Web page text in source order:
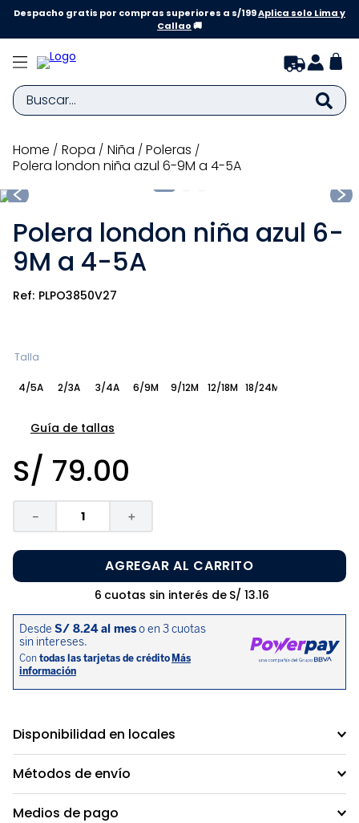
Despacho gratis por compras superiores a s/199Aplica solo Lima y
Callao🚚
Buscar...
ropa niña
poleras
Polera london niña azul 6-9M a 4-5A
Polera london niña azul 6-
9M a 4-5A
PLPO3850V27
Talla
4/5A 2/3A 3/4A 6/9M 9/12M 12/18M 18/24M
Guía de tallas
S/ 79.00
＋
－
AGREGAR AL CARRITO
6 cuotas sin interés de S/ 13.16
Disponibilidad en locales
Métodos de envío
Medios de pago
TÉRMINOS MÁS BUSCADOS
1.
zapatillas niña
2.
3.
medias
4.
sandalias
sandalias niño